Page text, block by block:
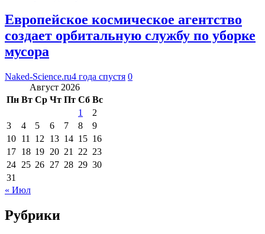
Европейское космическое агентство
создает орбитальную службу по уборке
мусора
Naked-Science.ru4 года спустя 0
Август 2026
Пн Вт Ср Чт Пт Сб Вс
1
2
3
4 5 6 7 8
9
10 11 12 13 14 15 16
17 18 19 20 21 22 23
24 25 26 27 28 29 30
31
« Июл
Рубрики